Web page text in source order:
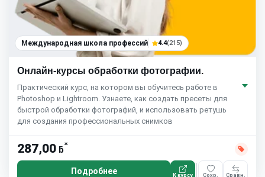
Международная школа профессий 4.4(215)
Онлайн-курсы обработки фотографии.
Практический курс, на котором вы обучитесь работе в
Photoshop и Lightroom. Узнаете, как создать пресеты для
быстрой обработки фотографий, и использовать ретушь
для создания профессиональных снимков
287,00 ƃ*
Подробнее К курсу Сохр. Сравн.